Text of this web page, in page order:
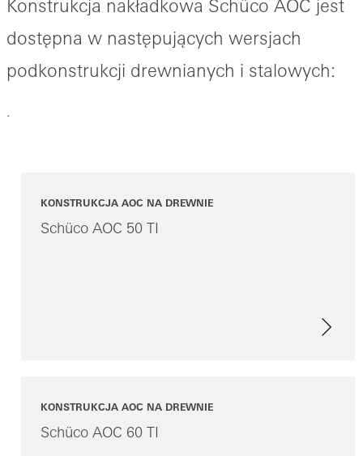
Konstrukcja nakładkowa Schüco AOC jest
dostępna w następujących wersjach
podkonstrukcji drewnianych i stalowych:
.
KONSTRUKCJA AOC NA DREWNIE
Schüco AOC 50 TI
KONSTRUKCJA AOC NA DREWNIE
Schüco AOC 60 TI